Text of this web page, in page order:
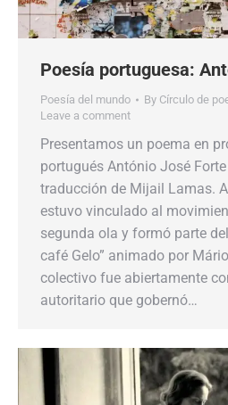
Poesía portuguesa:
Poesía del mundo By Círculo de
Leave a comment
Presentamos un poema en
portugués António José
traducción de Mijail Lamas.
estuvo vinculado al
segunda ola y formó parte
café Gelo” animado por
colectivo fue abiertamente
autoritario que gobernó…